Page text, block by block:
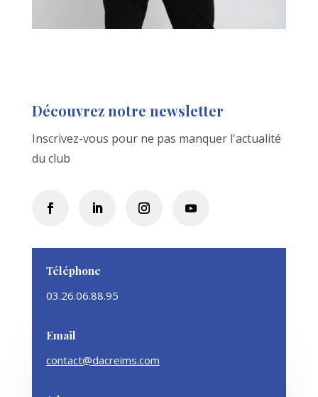
Découvrez notre newsletter
Inscrivez-vous pour ne pas manquer l'actualité
du club
Téléphone
03.26.06.88.95
Email
contact@dacreims.com